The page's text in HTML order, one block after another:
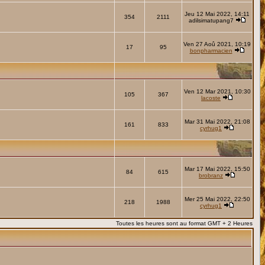
354 2111
Jeu 12 Mai 2022, 14:11
adilsimatupang7
17 95
Ven 27 Aoû 2021, 10:19
bonpharmacien
105 367
Ven 12 Mar 2021, 10:30
lacoste
161 833
Mar 31 Mai 2022, 21:08
cyrhug1
84 615
Mar 17 Mai 2022, 15:50
brobranz
218 1988
Mer 25 Mai 2022, 22:50
cyrhug1
Toutes les heures sont au format GMT + 2 Heures